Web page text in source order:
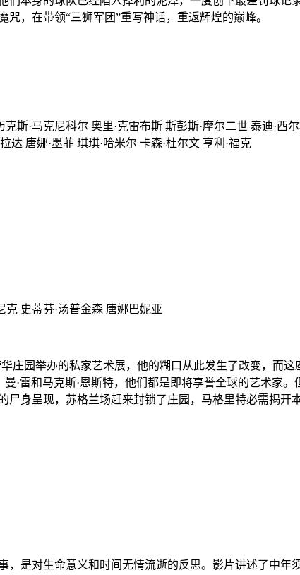
，在带领“三狮军团”重写神话，重返辉煌的巅峰。
斯·马克尼科尔 奥里·克雷布斯 斯彭斯·摩尔二世 泰迪·西
达 唐娜·墨菲 琪琪·哈米尔 卡森·杜尔文 亨利·福克
克 史蒂芬·汤普金森 唐娜巴妮亚
庄园举办的私家艺术展，他的糊口从此发生了改变，而
·雷和马克斯·恩斯特，他们都是即将享誉全球的艺术家
身呈现，苏格兰场赶来封锁了庄园，马格里特必需揭开
，是对生命意义和时间无情流逝的反思。影片讲述了中